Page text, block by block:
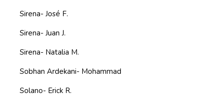
Sirena- José F.
Sirena- Juan J.
Sirena- Natalia M.
Sobhan Ardekani- Mohammad
Solano- Erick R.